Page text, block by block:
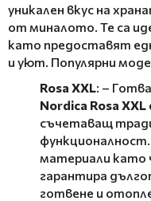
уникален вкус на
от миналото. Те са
като предоставят
и уют. Популярни
Rosa XXL: –
Nordica Rosa XXL
съчетаващ
материали като
гарантира
готвене и